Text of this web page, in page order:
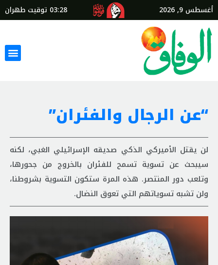
أغسطس 9, 2026 03:28 توقيت طهران
“عن الرجال والفئران”
لن يقتل الأميركي الذكي صديقه الإسرائيلي الغبي، لكنه
سيبحث عن تسوية تسمح للفئران بالخروج من جحورها،
وتلعب دور المنتصر. هذه المرة ستكون التسوية بشروطنا،
ولن تشبه تسوياتهم التي تعوق النضال.